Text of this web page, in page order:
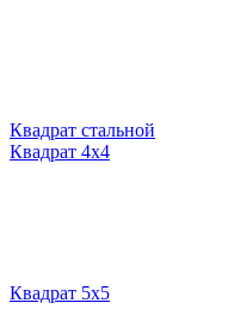
Квадрат стальной
Квадрат 4х4
Квадрат 5х5